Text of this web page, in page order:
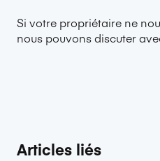
Si votre propriétaire ne
nous pouvons discuter
Articles liés